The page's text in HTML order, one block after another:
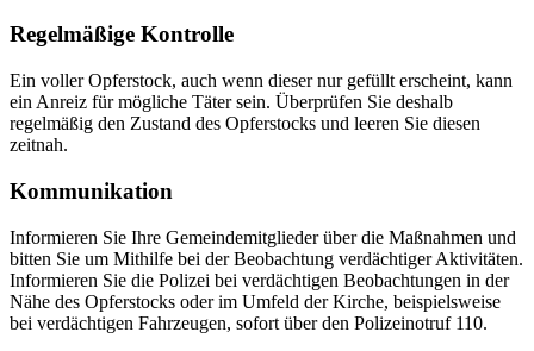
Regelmäßige Kontrolle
Ein voller Opferstock, auch wenn dieser nur gefüllt erscheint, kann
ein Anreiz für mögliche Täter sein. Überprüfen Sie deshalb
regelmäßig den Zustand des Opferstocks und leeren Sie diesen
zeitnah.
Kommunikation
Informieren Sie Ihre Gemeindemitglieder über die Maßnahmen und
bitten Sie um Mithilfe bei der Beobachtung verdächtiger Aktivitäten.
Informieren Sie die Polizei bei verdächtigen Beobachtungen in der
Nähe des Opferstocks oder im Umfeld der Kirche, beispielsweise
bei verdächtigen Fahrzeugen, sofort über den Polizeinotruf 110.